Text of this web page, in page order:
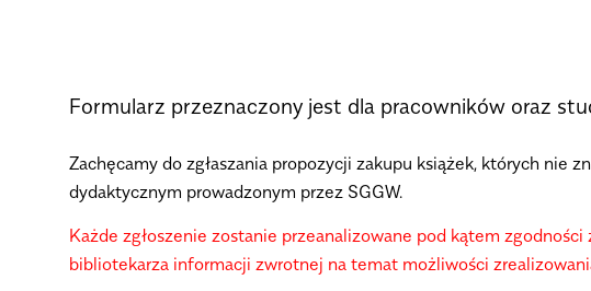
Formularz przeznaczony jest dla pracowników oraz
Zachęcamy do zgłaszania propozycji zakupu książek, których nie
dydaktycznym prowadzonym przez SGGW.
Każde zgłoszenie zostanie przeanalizowane pod kątem
bibliotekarza informacji zwrotnej na temat możliwości